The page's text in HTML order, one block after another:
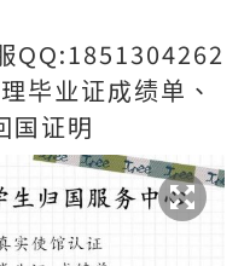
QQ:1851304262
毕业证成绩单、
国证明